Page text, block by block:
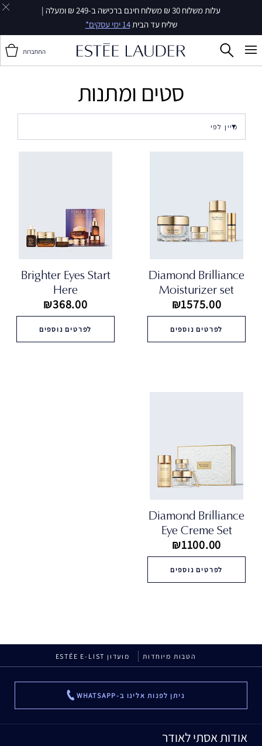
עלות משלוח 30 ₪ משלוח חינם ברכישה ב-249 ₪ ומעלה |
שליח עד הבית14 ימי עסקים*
התחברות
סטים ומתנות
Diamond Brilliance
Moisturizer set
₪1575.00
לפרטים נוספים
Brighter Eyes Start
Here
₪368.00
לפרטים נוספים
Diamond Brilliance
Eye Creme Set
₪1100.00
לפרטים נוספים
הטבות מיוחדות מועדון ESTÉE E-LIST
ניתן לפנות אלינו ב-WHATSAPP ...
אודות אסתי לאודר